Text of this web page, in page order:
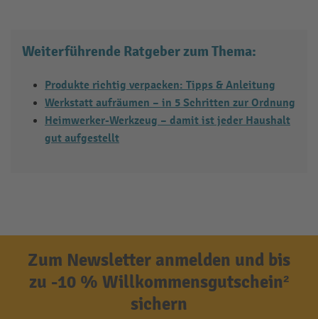
Weiterführende Ratgeber zum Thema:
Produkte richtig verpacken: Tipps & Anleitung
Werkstatt aufräumen – in 5 Schritten zur Ordnung
Heimwerker-Werkzeug – damit ist jeder Haushalt
gut aufgestellt
Zum Newsletter anmelden und bis
zu -10 % Willkommensgutschein²
sichern